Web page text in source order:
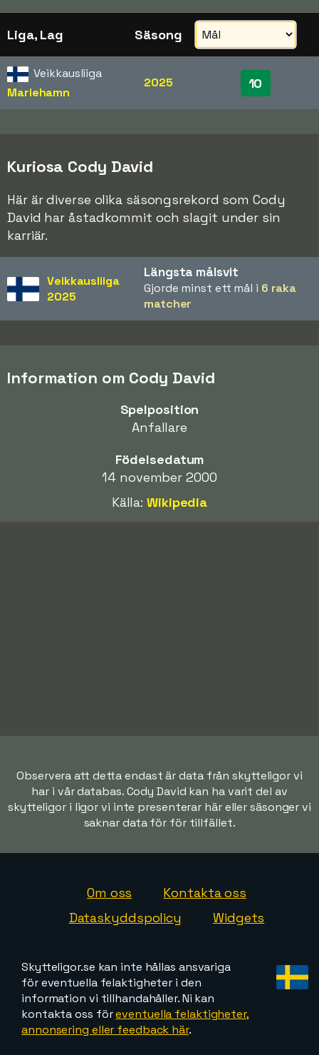
Liga, Lag Säsong
Veikkausliiga
Mariehamn
2025 10
Kuriosa Cody David
Här är diverse olika säsongsrekord som Cody
David har åstadkommit och slagit under sin
karriär.
Veikkausliiga
2025
Längsta målsvit
Gjorde minst ett mål i 6 raka
matcher
Information om Cody David
Spelposition
Anfallare
Födelsedatum
14 november 2000
Källa:Wikipedia
Observera att detta endast är data från skytteligor vi
har i vår databas. Cody David kan ha varit del av
skytteligor i ligor vi inte presenterar här eller säsonger vi
saknar data för för tillfället.
Om oss
Kontakta oss
Dataskyddspolicy
Widgets
Skytteligor.se kan inte hållas ansvariga
för eventuella felaktigheter i den
information vi tillhandahåller. Ni kan
kontakta oss föreventuella felaktigheter,
annonsering eller feedback här.